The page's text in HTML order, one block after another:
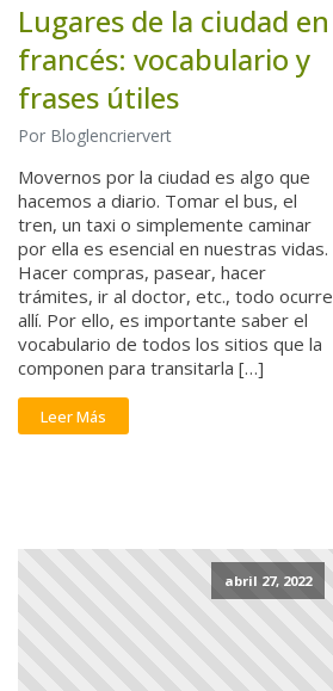
Lugares de la ciudad en
francés: vocabulario y
frases útiles
Por Bloglencriervert
Movernos por la ciudad es algo que
hacemos a diario. Tomar el bus, el
tren, un taxi o simplemente caminar
por ella es esencial en nuestras vidas.
Hacer compras, pasear, hacer
trámites, ir al doctor, etc., todo ocurre
allí. Por ello, es importante saber el
vocabulario de todos los sitios que la
componen para transitarla […]
Leer Más
abril 27, 2022